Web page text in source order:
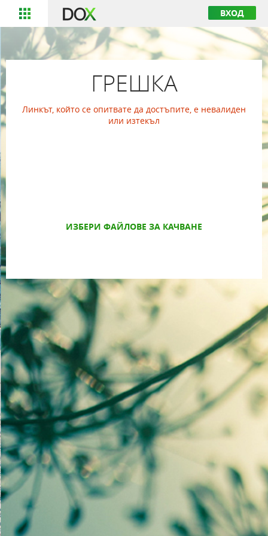
ВХОД
ГРЕШКА
Линкът, който се опитвате да достъпите, е невалиден
или изтекъл
ИЗБЕРИ ФАЙЛОВЕ ЗА КАЧВАНЕ